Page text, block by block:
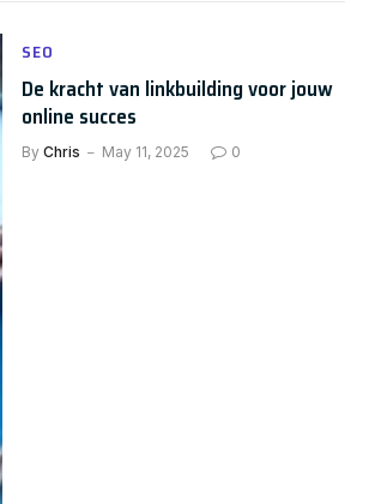
SEO
De kracht van linkbuilding voor jouw
online succes
By Chris May 11, 2025 0